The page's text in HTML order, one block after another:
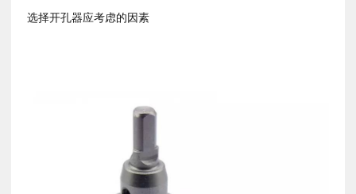
选择开孔器应考虑的因素